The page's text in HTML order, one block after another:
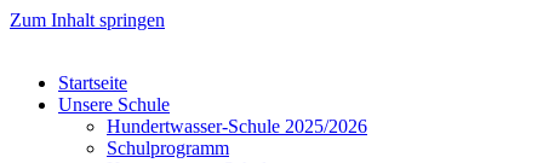
Zum Inhalt springen
Startseite
Unsere Schule
Hundertwasser-Schule 2025/2026
Schulprogramm